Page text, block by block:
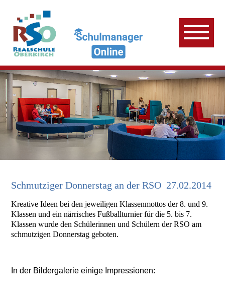
Schmutziger Donnerstag an der RSO 27.02.2014
Kreative Ideen bei den jeweiligen Klassenmottos der 8. und 9.
Klassen und ein närrisches Fußballturnier für die 5. bis 7.
Klassen wurde den Schülerinnen und Schülern der RSO am
schmutzigen Donnerstag geboten.
In der Bildergalerie einige Impressionen: